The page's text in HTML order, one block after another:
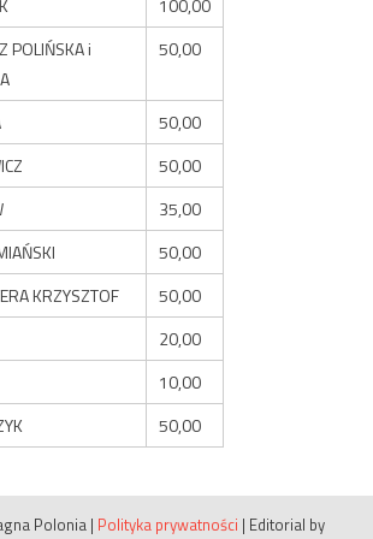
100,00
POLIŃSKA i
50,00
50,00
50,00
35,00
50,00
KRZYSZTOF
50,00
20,00
10,00
50,00
Polonia | Polityka prywatności | Editorial by